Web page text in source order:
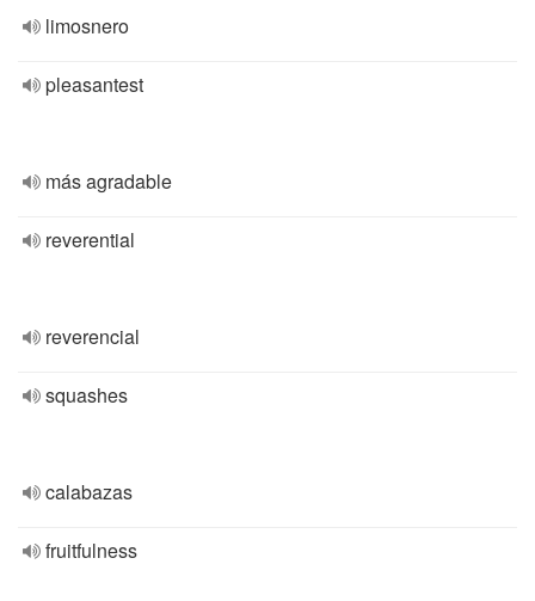
limosnero
pleasantest
más agradable
reverential
reverencial
squashes
calabazas
fruitfulness